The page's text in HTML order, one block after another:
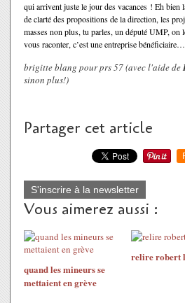
qui arrivent juste le jour des vacances ! Eh bien
de clarté des propositions de la direction, les
masses non plus, tu parles, un député UMP,
vous raconter, c’est une entreprise
brigitte blang pour prs 57 (avec l'aide de
sinon plus!)
Partager cet article
S'inscrire à la newsletter
Vous aimerez aussi :
quand les mineurs se
mettaient en grève
relire robert